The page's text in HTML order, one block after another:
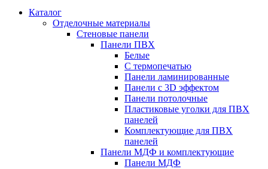
Каталог
Отделочные материалы
Стеновые панели
Панели ПВХ
Белые
С термопечатью
Панели ламинированные
Панели с 3D эффектом
Панели потолочные
Пластиковые уголки для ПВХ
панелей
Комплектующие для ПВХ
панелей
Панели МДФ и комплектующие
Панели МДФ